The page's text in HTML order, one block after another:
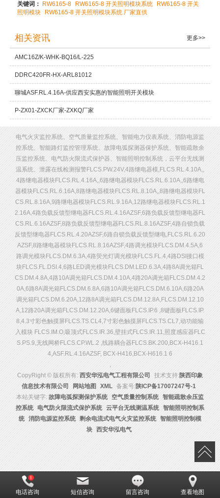
关键词： RW6165-8 RW6165-8 开关照明模块系统
RW6165-8 开关
照明模块
RW6165-8 开关照明模块系统 厂家直供
相关资讯 更多>>
AMC16Z/K-WHK-BQ16/L-225
DDRC420FR-HX-ARL81012
聊城ASF.RL.4.16A-供应西安实惠的智能照明开关模块
P-ZX01-ZXCK厂家-ZXKQ厂家
电气火灾监控系统、空气质量监控系统、智能电力仪表系统、消防电源监
控系统、智能路灯监控管理系统、故障电弧探测器保护系统、智能疏散余
压监控系统、电气防火限流式保护器、智能照明控制系统，云平台无线测
温系统、泄露在线检测报警FLCS.PW.24V,4路继电器模,FLCS.RL.4.10A,,
4路继电器模块FLCS.RL.4.16A,,6路继电器模块FLCS.RL.6.10A,,6路继电
器模块FLCS.RL.6.16A,8路继电器模块FLCS.RL.8.10A,,8路继电器模块FL
CS.RL.8.16A,9路继电器模块FLCS.RL.9.16A,12路继电器模块FLCS.RL.1
2.16A,4路负载反馈型继电器FLCS.RL.4.16AZSF,6路负载反馈型继电器FL
CS.RL.6.16AZSF,8路负载反馈型继电器FLCS.RL.8.16AZSF,4路自锁负载
反馈型继电器FLCS.RL.4.20AZSF,6路自锁负载反馈型继电,FLCS.RL.6.20
AZSF,8路继电器模块FLCS.RL.8.16AZSF,4路调光模块FLCS.DM.4.5A,6
路调光模块FLCS.DM.6.3A,4路荧光灯调光模块FLCS.FL.4,4路DSI接口模
块FLCS.FL.DSI.4,6路LED调光模块FLCS.DM.LED.6.3A,4路8A调光箱FL
CS.DM.4.8A,4路10A调光箱FLCS.DM.4.10A,4路20A调光箱FLCS.DM.4.2
0A,6路8A调光箱FLCS.DM.6.8A,6路10A调光箱FLCS.DM.6.10A,6路20A
调光箱FLCS.DM.6.20A,12路8A调光箱FLCS.DM.12.8A,FLCS.DM.12.10
A,12路20A调光箱FLCS.DM.12.20A,6键面板FLCS.IP.6 ,8键面板FLCS.IP.
8,4.3寸彩色触摸屏FLCS.TS.CL4,7寸彩色触摸屏FLCS.TS.CL7,动功能输
入模块 FLCS.IM.O,吸顶式FLCS.IR.36,壁挂式FLCS.IR.11,照度感应器FLC
S.PS.9,无线网桥FLCS.CP.WL.2 ,线路耦合器FLCS.BK.200,BCX-H416.1
4,ASF.RL.4.16AZSF, BCX-H416,BCX-H616.1 6
,
CopyRight © 版权所有: 西安华泓电气工程有限公司 技术支持:陕西印象
信息技术有限公司
网站地图 XML 备案号:陕ICP备17007247号-1
本站关键字: 故障电弧探测保护系统 空气质量控制系统 智能疏散余压监
控系统
电气防火限流式保护系统 云平台无线测温系统 智能照明控制系
统 消防电源监控系统 剩余电流式电气火灾监控系统 智能照明控制模
块
西安华泓电气
电话咨询 短信咨询 留言咨询 查看地图